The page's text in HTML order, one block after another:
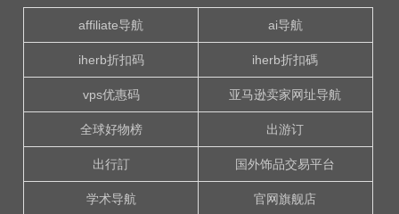
affiliate导航 ai导航
iherb折扣码 iherb折扣碼
vps优惠码 亚马逊卖家网址导航
全球好物榜 出游订
出行訂 国外饰品交易平台
学术导航 官网旗舰店